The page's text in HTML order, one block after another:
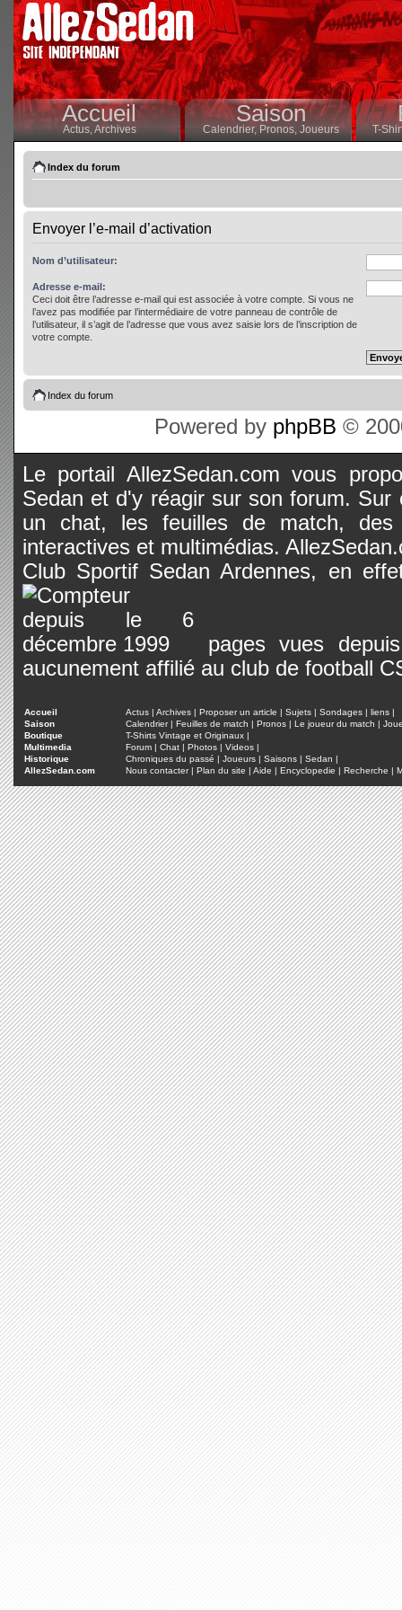
Accueil
Actus,Archives
Saison
Calendrier,Pronos, Joueurs T-
Index du forum
Envoyer l’e-mail d’activation
Nom d’utilisateur:
Adresse e-mail:
Ceci doit être l’adresse e-mail qui est associée à votre compte. Si vous ne
l’avez pas modifiée par l’intermédiaire de votre panneau de contrôle de
l’utilisateur, il s’agit de l’adresse que vous avez saisie lors de l’inscription de
votre compte.
Index du forum
Powered by phpBB ©
Le portail AllezSedan.com vous
Sedan et d'y réagir sur son forum.
un chat, les feuilles de match, des
interactives et multimédias.
Club Sportif Sedan Ardennes, en
pages vues
aucunement affilié au club de football
Accueil Actus | Archives | Proposer un article | Sujets | Sondages | liens |
Saison
Calendrier| Feuilles de match | Pronos | Le joueur du match |
Boutique
T-Shirts Vintage et Originaux |
Multimedia
Forum | Chat | Photos | Videos |
Historique
Chroniques du passé | Joueurs | Saisons | Sedan |
AllezSedan.com
Nous contacter| Plan du site | Aide | Encyclopedie | Recherche |